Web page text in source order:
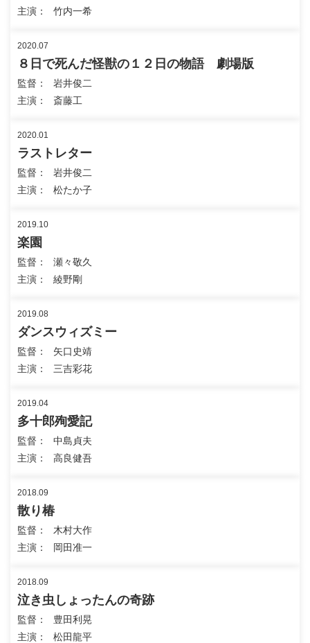
主演
竹内一希
2020.07
８日で死んだ怪獣の１２日の物語 劇場版
監督
主演
岩井俊二
斎藤工
2020.01
ラストレター
監督
主演
岩井俊二
松たか子
2019.10
楽園
監督
主演
瀬々敬久
綾野剛
2019.08
ダンスウィズミー
監督
主演
矢口史靖
三吉彩花
2019.04
多十郎殉愛記
監督
主演
中島貞夫
高良健吾
2018.09
散り椿
監督
主演
木村大作
岡田准一
2018.09
泣き虫しょったんの奇跡
監督
主演
豊田利晃
松田龍平